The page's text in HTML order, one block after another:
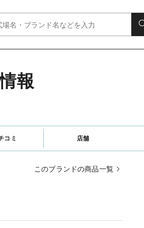
報
コミ 店舗
このブランドの商品一覧